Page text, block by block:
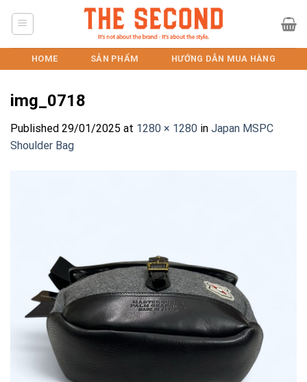
HOME SẢN PHẨM HƯỚNG DẪN MUA HÀNG
img_0718
Published 29/01/2025 at 1280 × 1280 in Japan MSPC
Shoulder Bag